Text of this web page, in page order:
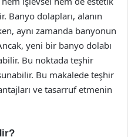
Banyo dolapları, alanın
aynı zamanda banyonun
yeni bir banyo dolabı
Bu noktada teşhir
Bu makalede teşhir
ve tasarruf etmenin